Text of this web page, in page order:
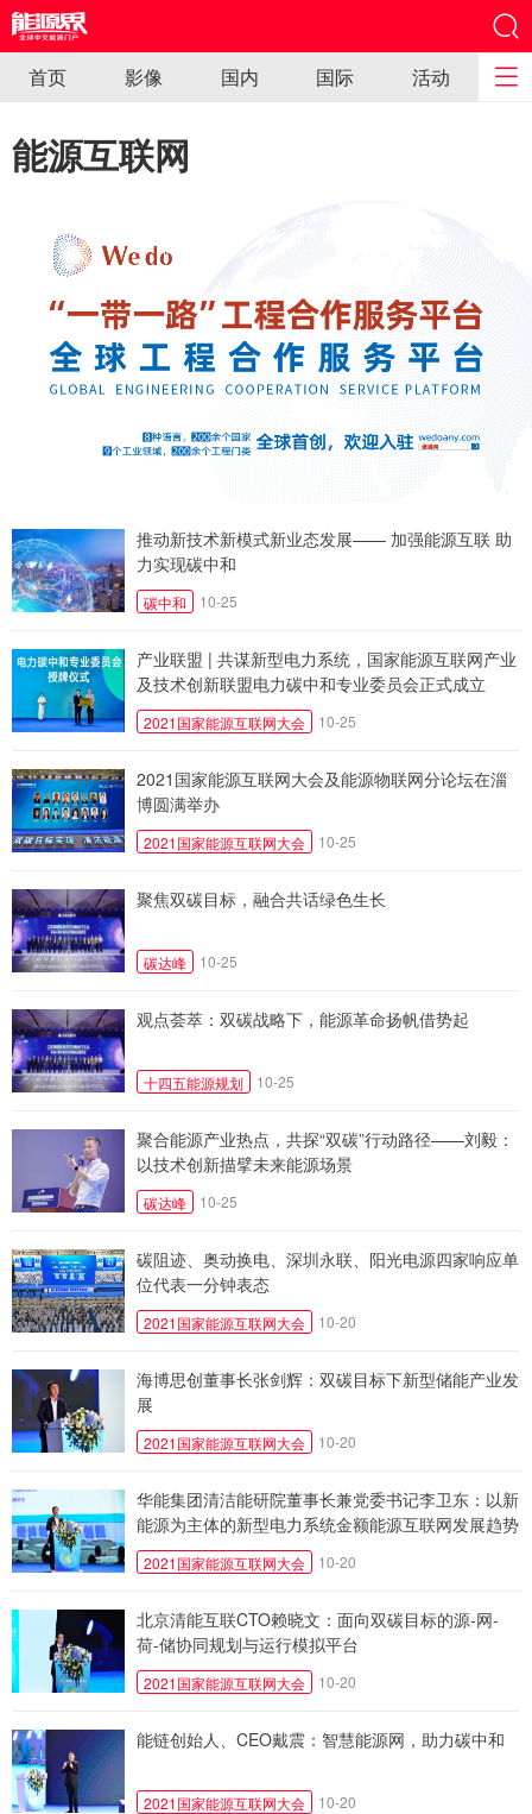
首页 影像 国内 国际 活动
能源互联网
推动新技术新模式新业态发展—— 加强能源互联 助
力实现碳中和
碳中和 10-25
产业联盟 | 共谋新型电力系统，国家能源互联网产业
及技术创新联盟电力碳中和专业委员会正式成立
2021国家能源互联网大会 10-25
2021国家能源互联网大会及能源物联网分论坛在淄
博圆满举办
2021国家能源互联网大会 10-25
聚焦双碳目标，融合共话绿色生长
碳达峰 10-25
观点荟萃：双碳战略下，能源革命扬帆借势起
十四五能源规划 10-25
聚合能源产业热点，共探“双碳”行动路径——刘毅：
以技术创新描擘未来能源场景
碳达峰 10-25
碳阻迹、奥动换电、深圳永联、阳光电源四家响应单
位代表一分钟表态
2021国家能源互联网大会 10-20
海博思创董事长张剑辉：双碳目标下新型储能产业发
展
2021国家能源互联网大会 10-20
华能集团清洁能研院董事长兼党委书记李卫东：以新
能源为主体的新型电力系统金额能源互联网发展趋势
2021国家能源互联网大会 10-20
北京清能互联CTO赖晓文：面向双碳目标的源-网-
荷-储协同规划与运行模拟平台
2021国家能源互联网大会 10-20
能链创始人、CEO戴震：智慧能源网，助力碳中和
2021国家能源互联网大会 10-20